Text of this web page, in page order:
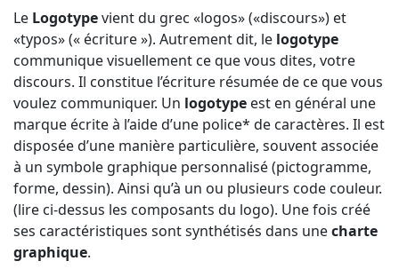
Le Logotypevient du grec «logos» («discours») et
«typos» (« écriture »). Autrement dit, le logotype
communique visuellement ce que vous dites, votre
discours. Il constitue l’écriture résumée de ce que vous
voulez communiquer. Un logotype est en général une
marque écrite à l’aide d’une police* de caractères. Il est
disposée d’une manière particulière, souvent associée
à un symbole graphique personnalisé (pictogramme,
forme, dessin). Ainsi qu’à un ou plusieurs code couleur.
(lire ci-dessus les composants du logo). Une fois créé
ses caractéristiques sont synthétisés dans unecharte
graphique.